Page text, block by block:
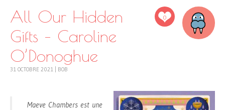
0
All Our Hidden
Gifts – Caroline
O’Donoghue
31 OCTOBRE 2021 BOB
Maeve Chambers est une